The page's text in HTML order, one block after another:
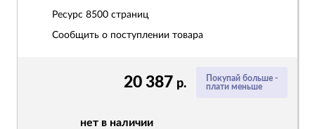
Покупай больше -
плати меньше
20 387 р.
нет в наличии
Ресурс 8500 страниц
Сообщить о поступлении товара